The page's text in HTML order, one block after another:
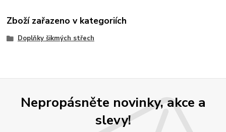
Zboží zařazeno v kategoriích
Doplňky šikmých střech
Nepropásněte novinky, akce a
slevy!